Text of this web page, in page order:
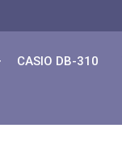
CASIO DB-310